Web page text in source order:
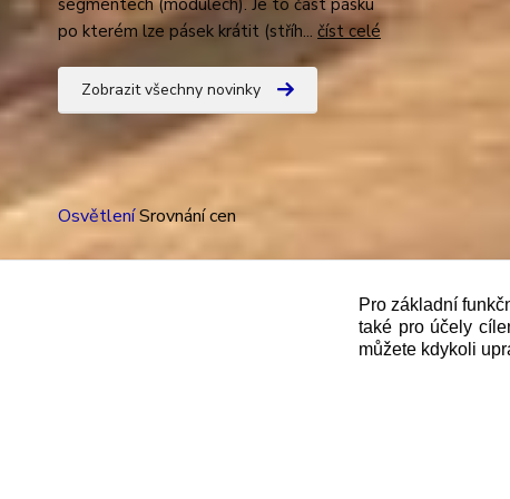
segmentech (modulech). Je to část pásku
po kterém lze pásek krátit (stříh... číst celé
Zobrazit všechny novinky
OsvětleníSrovnání cen
zákona č. 112/mmmmm2016 Sb. o
správce daně online; v případě technického
Pro základní
také pro účely
můžete kdykoli